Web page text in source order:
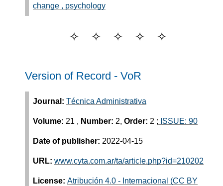
change , psychology
Version of Record - VoR
Journal: Técnica Administrativa
Volume: 21 , Number: 2, Order: 2 ; ISSUE: 90
Date of publisher: 2022-04-15
URL: www.cyta.com.ar/ta/article.php?id=210202
License: Atribución 4.0 - Internacional (CC BY